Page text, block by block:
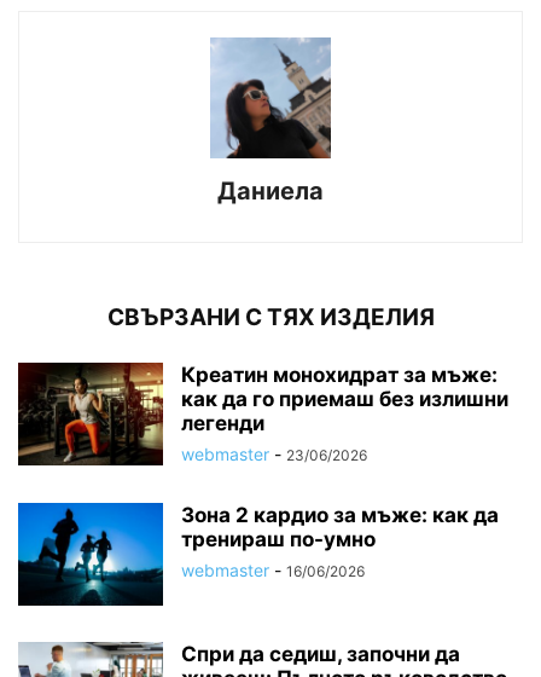
Даниела
СВЪРЗАНИ С ТЯХ ИЗДЕЛИЯ
Креатин монохидрат за мъже:
как да го приемаш без излишни
легенди
webmaster - 23/06/2026
Зона 2 кардио за мъже: как да
тренираш по-умно
webmaster - 16/06/2026
Спри да седиш, започни да